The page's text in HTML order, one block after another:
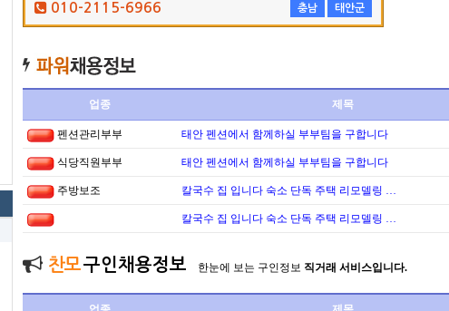
010-2115-6966 충남 태안군
업종 제목
펜션관리부부 태안 펜션에서 함께하실 부부팀을 구합니다
식당직원부부 태안 펜션에서 함께하실 부부팀을 구합니다
주방보조 칼국수 집 입니다 숙소 단독 주택 리모델링 …
칼국수 집 입니다 숙소 단독 주택 리모델링 …
찬모구인채용정보 한눈에 보는 구인정보 직거래 서비스입니다.